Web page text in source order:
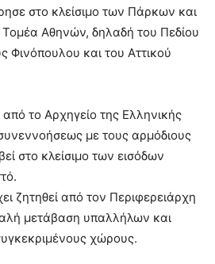
στο κλείσιμο των Πάρκων και
Αθηνών, δηλαδή του Πεδίου
Φινόπουλου και του Αττικού
το Αρχηγείο της Ελληνικής
με τους αρμόδιους
στο κλείσιμο των εισόδων
ζητηθεί από τον Περιφερειάρχη
μετάβαση υπαλλήλων και
χώρους.